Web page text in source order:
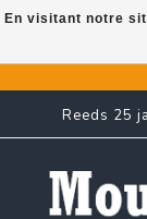
Reeds 25
En visitant notre